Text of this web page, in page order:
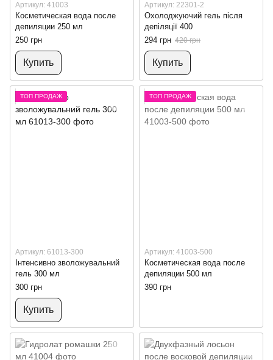
Артикул: 41003
Косметическая вода после
депиляции 250 мл
250 грн
Купить
Артикул: 22301-2
Охолоджуючий гель після
депіляції 400
294 грн 420 грн
Купить
ТОП ПРОДАЖ
Артикул: 61013-300
Інтенсивно зволожувальний
гель 300 мл
300 грн
Купить
ТОП ПРОДАЖ
Артикул: 41003-500
Косметическая вода после
депиляции 500 мл
390 грн